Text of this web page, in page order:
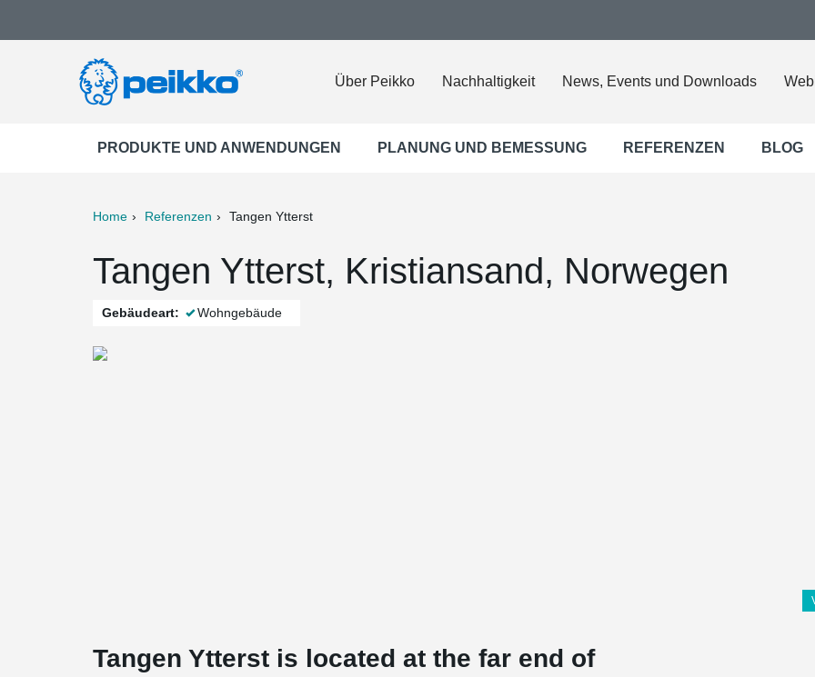
Über Peikko Nachhaltigkeit News, Events und Downloads
PRODUKTE UND ANWENDUNGEN PLANUNG UND BEMESSUNG REFERENZEN BLOG
Home Referenzen Tangen Ytterst
Tangen Ytterst, Kristiansand, Norwegen
Gebäudeart: Wohngebäude
Tangen Ytterst is located at the far end of